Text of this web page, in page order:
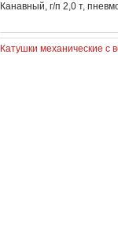
Канавный, г/п 2,0 т,
Катушки механические с